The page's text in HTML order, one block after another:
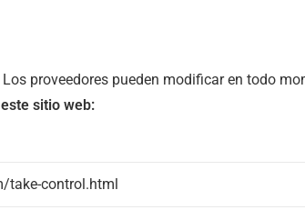
proveedores pueden modificar en todo
sitio web:
take-control.html